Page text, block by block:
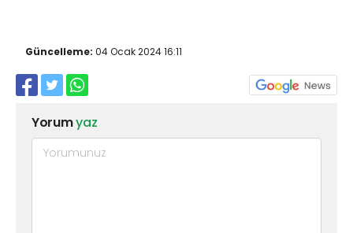
Güncelleme: 04 Ocak 2024 16:11
Yorumyaz